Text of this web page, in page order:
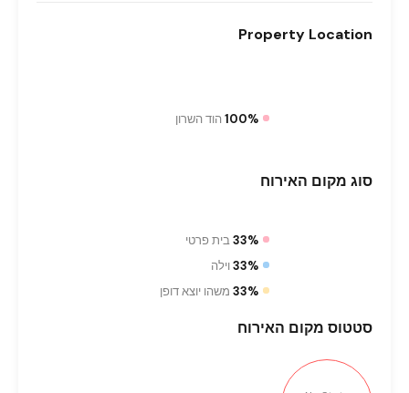
Property Location
100%הוד השרון
סוג מקום האירוח
33%בית פרטי
33%וילה
33% משהו יוצא דופן
סטטוס מקום האירוח